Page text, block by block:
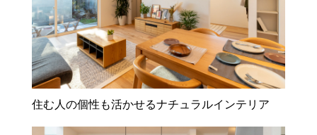
住む人の個性も活かせるナチュラルインテリア